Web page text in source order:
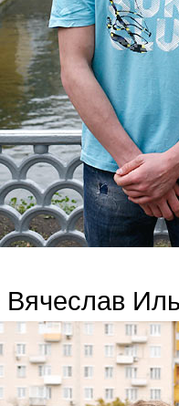
Вячеслав